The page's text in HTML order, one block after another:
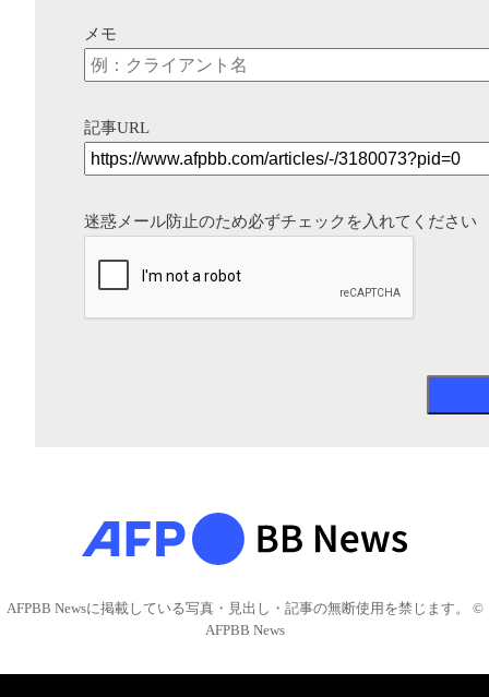
メモ
記事URL
迷惑メール防止のため必ずチェックを入れてください
AFPBB Newsに掲載している写真・見出し・記事の無断使用を禁じます。 ©
AFPBB News